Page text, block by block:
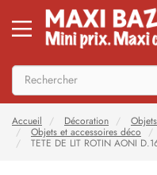
Accueil Décoration
Objets et accessoires déco
TETE DE LIT ROTIN AONI